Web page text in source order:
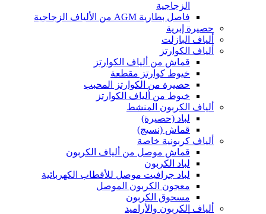
الزجاجية
فاصل بطارية AGM من الألياف الزجاجية
حصيرة إبرية
ألياف البازلت
ألياف الكوارتز
قماش من ألياف الكوارتز
خيوط كوارتز مقطعة
حصيرة من الكوارتز المحبب
خيوط من ألياف الكوارتز
ألياف الكربون المنشط
لباد (حصيرة)
قماش (نسيج)
ألياف كربونية خاصة
قماش موصل من ألياف الكربون
لباد الكربون
لباد جرافيت موصل للأقطاب الكهربائية
معجون الكربون الموصل
مسحوق الكربون
ألياف الكربون والأراميد